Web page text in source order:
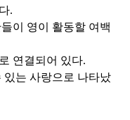
.
이 영이 활동할 여백
연결되어 있다.
있는 사랑으로 나타났